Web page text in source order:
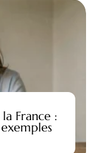
France :